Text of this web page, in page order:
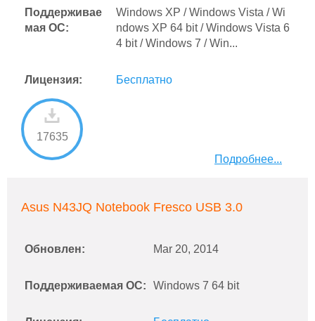
Поддерживае
мая ОС:
Windows XP / Windows Vista / Wi
ndows XP 64 bit / Windows Vista 6
4 bit / Windows 7 / Win...
Лицензия: Бесплатно
17635
Подробнее...
Asus N43JQ Notebook Fresco USB 3.0
Обновлен: Mar 20, 2014
Поддерживаемая ОС: Windows 7 64 bit